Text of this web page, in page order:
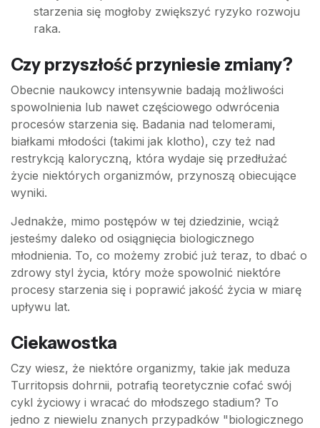
starzenia się mogłoby zwiększyć ryzyko rozwoju
raka.
Czy przyszłość przyniesie zmiany?
Obecnie naukowcy intensywnie badają możliwości
spowolnienia lub nawet częściowego odwrócenia
procesów starzenia się. Badania nad telomerami,
białkami młodości (takimi jak klotho), czy też nad
restrykcją kaloryczną, która wydaje się przedłużać
życie niektórych organizmów, przynoszą obiecujące
wyniki.
Jednakże, mimo postępów w tej dziedzinie, wciąż
jesteśmy daleko od osiągnięcia biologicznego
młodnienia. To, co możemy zrobić już teraz, to dbać o
zdrowy styl życia, który może spowolnić niektóre
procesy starzenia się i poprawić jakość życia w miarę
upływu lat.
Ciekawostka
Czy wiesz, że niektóre organizmy, takie jak meduza
Turritopsis dohrnii, potrafią teoretycznie cofać swój
cykl życiowy i wracać do młodszego stadium? To
jedno z niewielu znanych przypadków "biologicznego